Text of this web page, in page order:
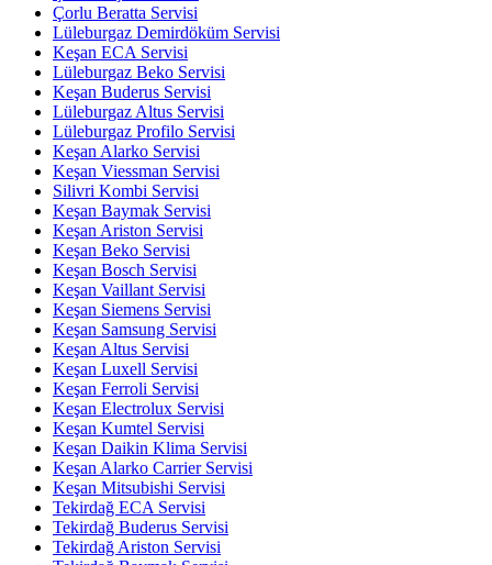
Çorlu Beratta Servisi
Lüleburgaz Demirdöküm Servisi
Keşan ECA Servisi
Lüleburgaz Beko Servisi
Keşan Buderus Servisi
Lüleburgaz Altus Servisi
Lüleburgaz Profilo Servisi
Keşan Alarko Servisi
Keşan Viessman Servisi
Silivri Kombi Servisi
Keşan Baymak Servisi
Keşan Ariston Servisi
Keşan Beko Servisi
Keşan Bosch Servisi
Keşan Vaillant Servisi
Keşan Siemens Servisi
Keşan Samsung Servisi
Keşan Altus Servisi
Keşan Luxell Servisi
Keşan Ferroli Servisi
Keşan Electrolux Servisi
Keşan Kumtel Servisi
Keşan Daikin Klima Servisi
Keşan Alarko Carrier Servisi
Keşan Mitsubishi Servisi
Tekirdağ ECA Servisi
Tekirdağ Buderus Servisi
Tekirdağ Ariston Servisi